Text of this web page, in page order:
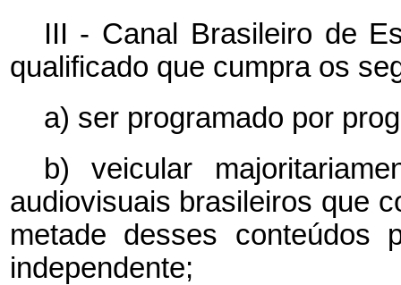
III - Canal Brasileiro de
qualificado que cumpra os
a) ser programado por
b) veicular
audiovisuais brasileiros que
metade desses conteúdos
independente;